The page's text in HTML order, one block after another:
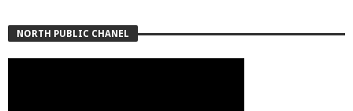
NORTH PUBLIC CHANEL